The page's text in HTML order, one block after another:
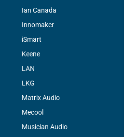
Ian Canada
Innomaker
iSmart
Keene
LAN
LKG
Matrix Audio
Mecool
Musician Audio